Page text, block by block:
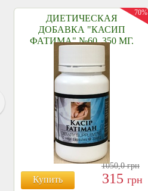
ДИЕТИЧЕСКАЯ
ДОБАВКА "КАСИП
ФАТИМА" №60, 350 МГ.
Купить
1050,0грн
315 грн
70%